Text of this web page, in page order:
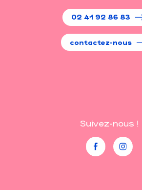
02 41 92 86 83
contactez-nous
Suivez-nous !